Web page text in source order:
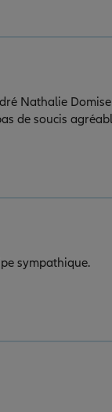
Nathalie Domise
sympathique.